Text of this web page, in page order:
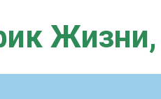
Жизни,